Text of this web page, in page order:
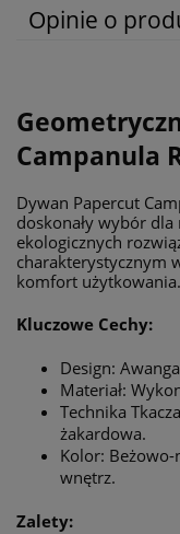
Opinie o
Campanula
Dywan Papercut
doskonały wybór
ekologicznych
charakterystycznym
komfort użytkowania.
Kluczowe Cechy:
Design:
Materiał:
Technika
żakardowa.
Kolor:
wnętrz.
Zalety: